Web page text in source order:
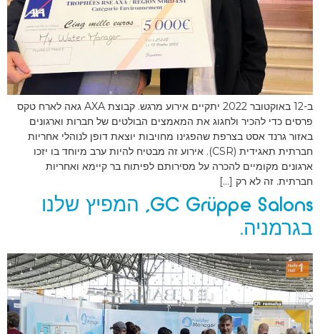
ב-12 באוקטובר 2022 יתקיים אירוע מרגש. קבוצת AXA גאה לארח טקס
פרסים כדי להכיר ולחגוג את המאמצים הבולטים של חברות וארגונים
באזור גרנד אסט בצרפת שהפגינו מחויבות יוצאת דופן לנוהלי אחריות
חברתית תאגידית (CSR). אירוע זה מבטיח להיות ערב מיוחד בו יזכו
ארגונים מקומיים להכרה על מסירותם לפיתוח בר קיימא ואחריות
חברתית. זה לא רק […]
GC Grüppe Salons, המפיץ שלנו
בגרמניה.